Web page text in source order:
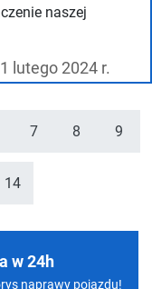
naszej
lutego 2024 r.
7 8 9
14
w 24h
naprawy pojazdu!